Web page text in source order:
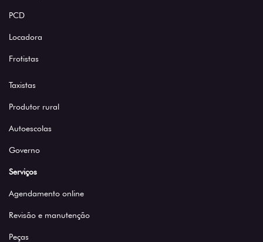
PCD
Locadora
Frotistas
Taxistas
Produtor rural
Autoescolas
Governo
Serviços
Agendamento online
Revisão e manutenção
Peças